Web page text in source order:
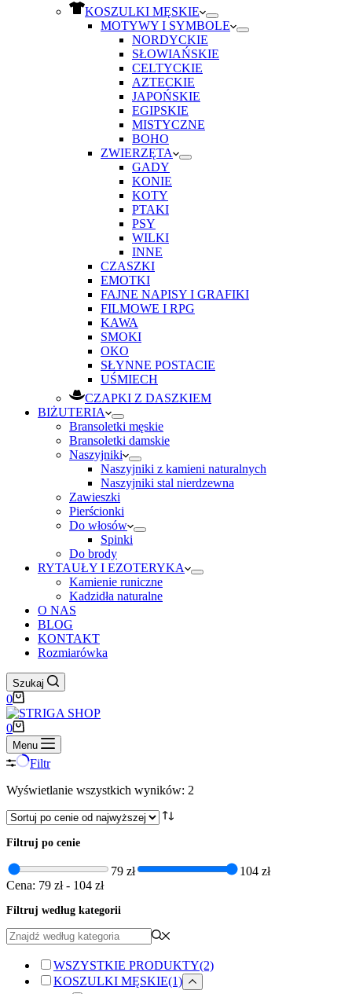
KOSZULKI MĘSKIE
MOTYWY I SYMBOLE
NORDYCKIE
SŁOWIAŃSKIE
CELTYCKIE
AZTECKIE
JAPOŃSKIE
EGIPSKIE
MISTYCZNE
BOHO
ZWIERZĘTA
GADY
KONIE
KOTY
PTAKI
PSY
WILKI
INNE
CZASZKI
EMOTKI
FAJNE NAPISY I GRAFIKI
FILMOWE I RPG
KAWA
SMOKI
OKO
SŁYNNE POSTACIE
UŚMIECH
CZAPKI Z DASZKIEM
BIŻUTERIA
Bransoletki męskie
Bransoletki damskie
Naszyjniki
Naszyjniki z kamieni naturalnych
Naszyjniki stal nierdzewna
Zawieszki
Pierścionki
Do włosów
Spinki
Do brody
RYTAUŁY I EZOTERYKA
Kamienie runiczne
Kadzidła naturalne
O NAS
BLOG
KONTAKT
Rozmiarówka
Szukaj
Koszyk
0
Koszyk
0
Menu
Filtr
Wyświetlanie wszystkich wyników: 2
niskiej
Filtruj po cenie
79 zł
104 zł
Cena: 79 zł- 104 zł
Filtruj według kategorii
WSZYSTKIE PRODUKTY(2)
KOSZULKI MĘSKIE(1)